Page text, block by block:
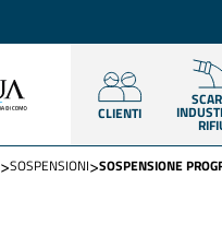
CLIENTI
>SOSPENSIONI>SOSPENSIONE